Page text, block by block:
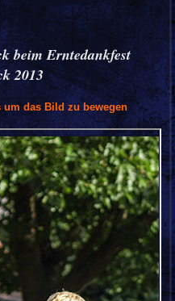
beim Erntedankfest
2013
das Bild zu bewegen